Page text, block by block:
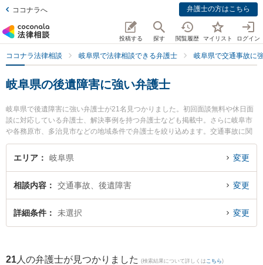
ココナラへ 弁護士の方はこちら
投稿する 探す 閲覧履歴 マイリスト ログイン
ココナラ法律相談 岐阜県で法律相談できる弁護士 岐阜県で交通事故に
岐阜県の後遺障害に強い弁護士
岐阜県で後遺障害に強い弁護士が21名見つかりました。初回面談無料や休日面
談に対応している弁護士、解決事例を持つ弁護士なども掲載中。さらに岐阜市
や各務原市、多治見市などの地域条件で弁護士を絞り込めます。交通事故に関
係する自動車事故やバイク事故、自転車事故等の細かな分野での絞り込み検索
もでき便利です。特にベリーベスト法律事務所 岐阜オフィスの藤嶋 護弁護士や
目されています。『岐阜県で土日や夜間に発生した後遺障害のトラブルを今す
ぐに弁護士に相談したい』『後遺障害のトラブル解決の実績豊富な近くの弁護
士を検索したい』『初回相談無料で後遺障害を法律相談できる岐阜県内の弁護
エリア 岐阜県 変更
相談内容 交通事故、後遺障害 変更
詳細条件 未選択 変更
21 人の弁護士が見つかりました (検索結果について詳しくは こちら)